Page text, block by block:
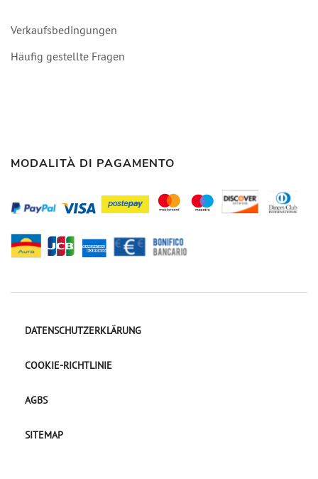
Verkaufsbedingungen
Häufig gestellte Fragen
MODALITÀ DI PAGAMENTO
DATENSCHUTZERKLÄRUNG
COOKIE-RICHTLINIE
AGBS
SITEMAP